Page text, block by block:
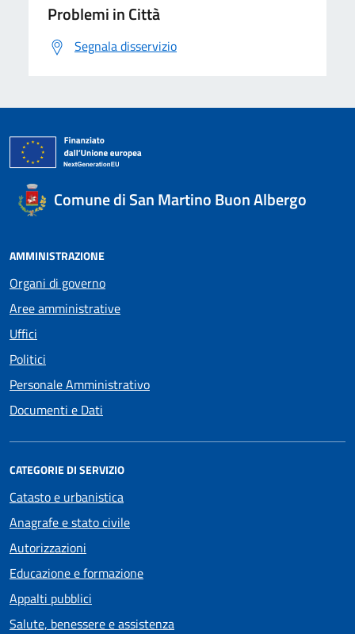
Problemi in Città
Segnala disservizio
Comune di San Martino Buon Albergo
AMMINISTRAZIONE
Organi di governo
Aree amministrative
Uffici
Politici
Personale Amministrativo
Documenti e Dati
CATEGORIE DI SERVIZIO
Catasto e urbanistica
Anagrafe e stato civile
Autorizzazioni
Educazione e formazione
Appalti pubblici
Salute, benessere e assistenza